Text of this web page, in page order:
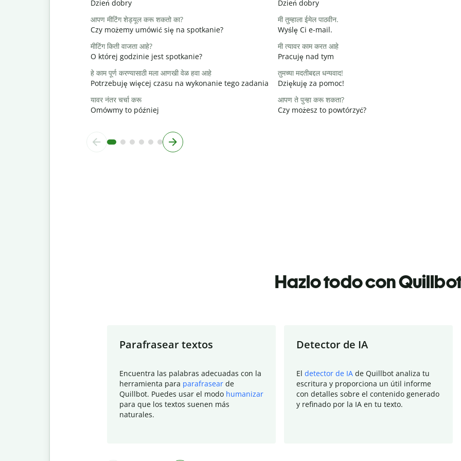
Dzień dobry
Dzień dobry
आपण मीटिंग शेड्यूल करू शकतो का?
Czy możemy umówić się na spotkanie?
मी तुम्हाला ईमेल पाठवीन.
Wyślę Ci e-mail.
मीटिंग किती वाजता आहे?
O której godzinie jest spotkanie?
मी त्यावर काम करत आहे
Pracuję nad tym
हे काम पूर्ण करण्यासाठी मला आणखी वेळ हवा आहे
Potrzebuję więcej czasu na wykonanie tego zadania
तुमच्या मदतीबद्दल धन्यवाद!
Dziękuję za pomoc!
यावर नंतर चर्चा करू
Omówmy to później
आपण ते पुन्हा करू शकता?
Czy możesz to powtórzyć?
Hazlo todo con
Parafrasear textos
Encuentra las palabras adecuadas con la
herramienta para parafrasear de
Quillbot. Puedes usar el modo humanizar
para que los textos suenen más
naturales.
Detector de IA
El detector de IA de Quillbot analiza tu
escritura y proporciona un útil informe
con detalles sobre el contenido generado
y refinado por la IA en tu texto.